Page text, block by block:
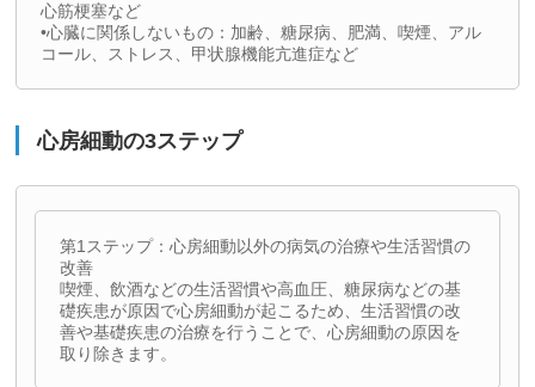
心筋梗塞など
•心臓に関係しないもの：加齢、糖尿病、肥満、喫煙、アル
コール、ストレス、甲状腺機能亢進症など
心房細動の3ステップ
第1ステップ：心房細動以外の病気の治療や生活習慣の
改善
喫煙、飲酒などの生活習慣や高血圧、糖尿病などの基
礎疾患が原因で心房細動が起こるため、生活習慣の改
善や基礎疾患の治療を行うことで、心房細動の原因を
取り除きます。